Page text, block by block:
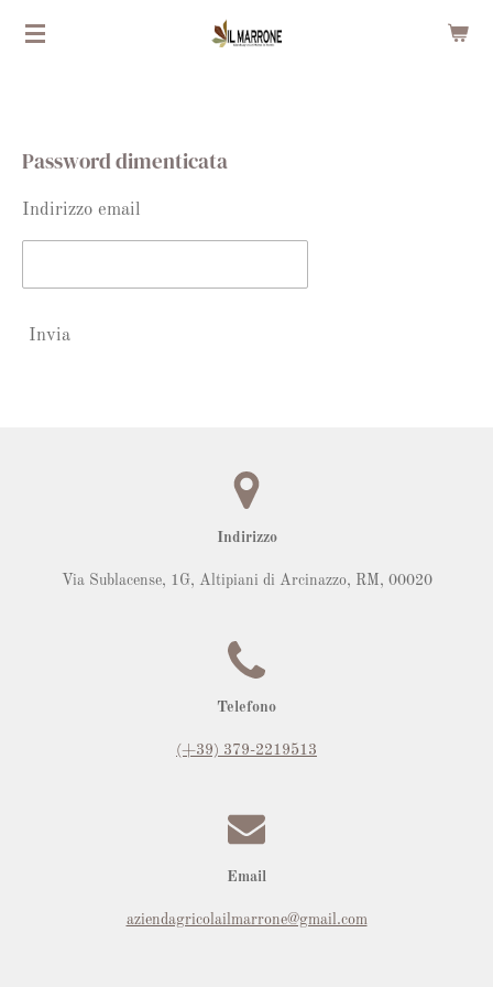
Vai
Password dimenticata
Indirizzo email
Invia
Indirizzo
Via Sublacense, 1G, Altipiani di Arcinazzo, RM , 00020
Telefono
(+39) 379-2219513
Email
aziendagricolailmarrone@gmail.com